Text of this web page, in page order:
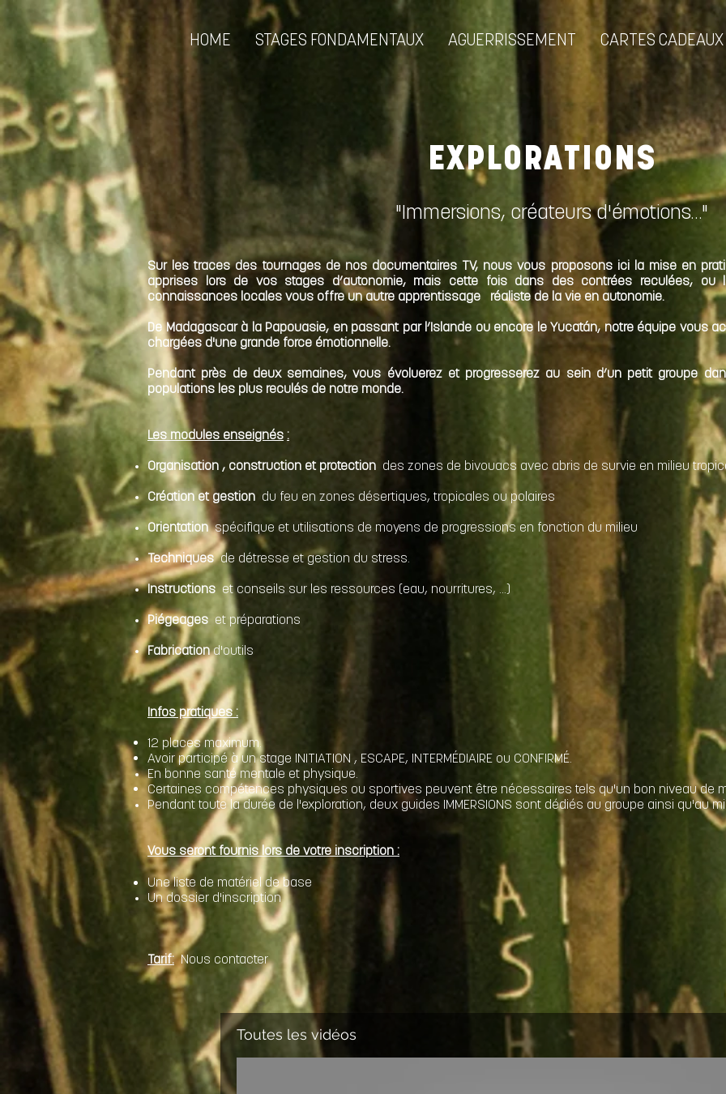
HOME STAGES FONDAMENTAUX AGUERRISSEMENT CARTES CADEAUX
EXPLORATIONS
"Immersions, créateurs d'émotions…"
Sur les traces des tournages de nos documentaires TV, nous vous proposons ici la mise en
apprises lors de vos stages d’autonomie, mais cette fois dans des contrées reculées,
connaissances locales vous offre un autre apprentissage réaliste de la vie en autonomie.
De Madagascar à la Papouasie, en passant par l’Islande ou encore le Yucatán, notre équipe vous
chargées d'une grande force émotionnelle.
Pendant près de deux semaines, vous évoluerez et progresserez au sein d’un petit groupe
populations les plus reculés de notre monde.
Les modules enseignés :
Organisation , construction et protection des zones de bivouacs avec abris de survie en milieu
Création et gestion du feu en zones désertiques, tropicales ou polaires
Orientationspécifique et utilisations de moyens de progressions en fonction du milieu
Techniquesde détresse et gestion du stress.
Instructions et conseils sur les ressources (eau, nourritures, …)
Piégeages et préparations
Fabricationd'outils
Infos pratiques :
12 places maximum.
Avoir participé à un stage INITIATION , ESCAPE, INTERMÉDIAIRE ou CONFIRMÉ.
En bonne santé mentale et physique.
Certaines compétences physiques ou sportives peuvent être nécessaires tels qu'un bon niveau de
Pendant toute la durée de l'exploration, deux guides IMMERSIONS sont dédiés au groupe ainsi qu'au
Vous seront fournis lors de votre inscription :
Une liste de matériel de base
Un dossier d'inscription
Tarif:Nous contacter
Toutes les vidéos